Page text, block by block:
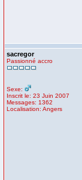
sacregor
Passionné accro
Sexe:
Inscrit le: 23 Juin 2007
Messages: 1362
Localisation: Angers